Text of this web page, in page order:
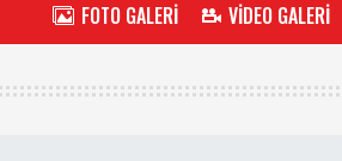
FOTO GALERİ VİDEO GALERİ